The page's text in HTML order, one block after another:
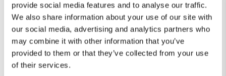
provide social media features and to analyse our traffic.
We also share information about your use of our site with
our social media, advertising and analytics partners who
may combine it with other information that you’ve
provided to them or that they’ve collected from your use
of their services.